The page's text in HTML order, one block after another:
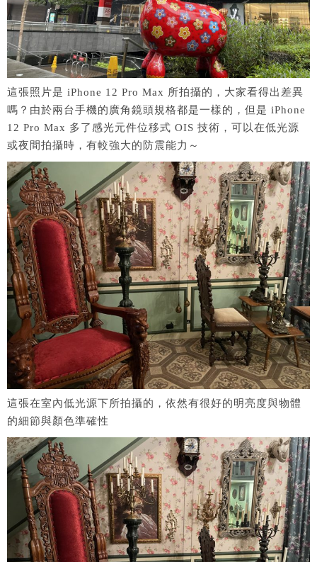
這張照片是 iPhone 12 Pro Max 所拍攝的，大家看得出差異
嗎？由於兩台手機的廣角鏡頭規格都是一樣的，但是 iPhone
12 Pro Max 多了感光元件位移式 OIS 技術，可以在低光源
或夜間拍攝時，有較強大的防震能力～
這張在室內低光源下所拍攝的，依然有很好的明亮度與物體
的細節與顏色準確性